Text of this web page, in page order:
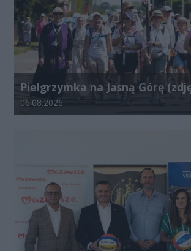
Pielgrzymka na Jasną Górę
Data dodania galerii:
06.08.2026